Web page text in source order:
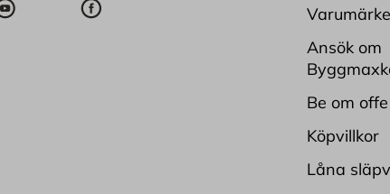
Ansök om
Be om
Köpvillkor
Låna